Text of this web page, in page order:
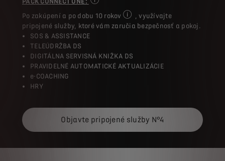
Niektoré služby sú dostupné v závislosti
Po zakúpení a po dobu 10 rokov
Pre akýkoľvek nákup nového
, využívajte
pripojené služby, ktoré vám zaručia bezpečnosť a pokoj.
SOS & ASSISTANCE
TELEÚDRŽBA DS
DIGITÁLNA SERVISNÁ KNIŽKA DS
PRAVIDELNÉ AUTOMATICKÉ AKTUALIZÁCIE
e-COACHING
HRY
Objavte pripojené služby N°4